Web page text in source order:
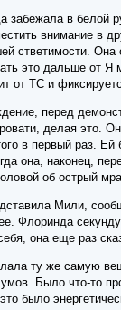
забежала в белой
внимание в
стветимости.
это дальше от
от ТС и
перед
делая это.
в первый раз. Ей
она, наконец,
об острый
Мили,
Флоринда
она еще раз
ту же самую
Было что-то
было